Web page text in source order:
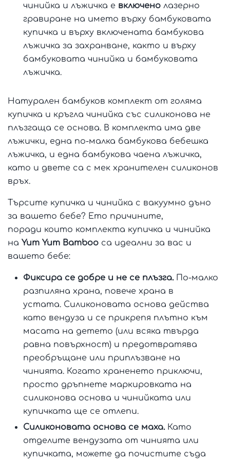
чинийка и лъжичка е включено лазерно
гравиране на името върху бамбуковата
купичка и върху включената бамбукова
лъжичка за захранване, както и върху
бамбуковата чинийка и бамбуковата
лъжичка.
Натурален бамбуков комплект от голяма
купичка и кръгла чинийка със силиконова не
плъзгаща се основа. В комплекта има две
лъжички, една по-малка бамбукова бебешка
лъжичка, и една бамбукова чаена лъжичка,
като и двете са с мек хранителен силиконов
връх.
Търсите купичка и чинийка с вакуумно дъно
за вашето бебе? Ето причините,
поради които комплекта купичка и чинийка
на Yum Yum Bamboo са идеални за вас и
вашето бебе:
Фиксира се добре и не се плъзга. По-малко
разпиляна храна, повече храна в
устата. Силиконовата основа действа
като вендуза и се прикрепя плътно към
масата на детето (или всяка твърда
равна повърхност) и предотвратява
преобръщане или приплъзване на
чинията. Когато храненето приключи,
просто дръпнете маркировката на
силиконова основа и чинийката или
купичката ще се отлепи.
Силиконовата основа се маха. Като
отделите вендузата от чинията или
купичката, можете да почистите съда